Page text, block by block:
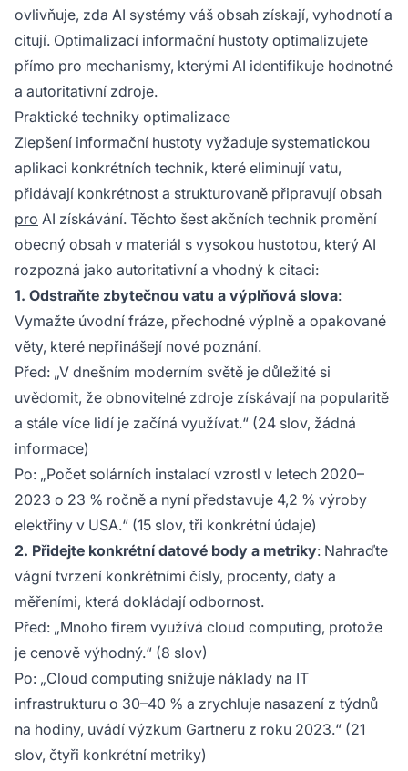
ovlivňuje, zda AI systémy váš obsah získají, vyhodnotí a
citují. Optimalizací informační hustoty optimalizujete
přímo pro mechanismy, kterými AI identifikuje hodnotné
a autoritativní zdroje.
Praktické techniky optimalizace
Zlepšení informační hustoty vyžaduje systematickou
aplikaci konkrétních technik, které eliminují vatu,
přidávají konkrétnost a strukturovaně připravují obsah
pro AI získávání. Těchto šest akčních technik promění
obecný obsah v materiál s vysokou hustotou, který AI
rozpozná jako autoritativní a vhodný k citaci:
1. Odstraňte zbytečnou vatu a výplňová slova:
Vymažte úvodní fráze, přechodné výplně a opakované
věty, které nepřinášejí nové poznání.
Před: „V dnešním moderním světě je důležité si
uvědomit, že obnovitelné zdroje získávají na popularitě
a stále více lidí je začíná využívat.“ (24 slov, žádná
informace)
Po: „Počet solárních instalací vzrostl v letech 2020–
2023 o 23 % ročně a nyní představuje 4,2 % výroby
elektřiny v USA.“ (15 slov, tři konkrétní údaje)
2. Přidejte konkrétní datové body a metriky: Nahraďte
vágní tvrzení konkrétními čísly, procenty, daty a
měřeními, která dokládají odbornost.
Před: „Mnoho firem využívá cloud computing, protože
je cenově výhodný.“ (8 slov)
Po: „Cloud computing snižuje náklady na IT
infrastrukturu o 30–40 % a zrychluje nasazení z týdnů
na hodiny, uvádí výzkum Gartneru z roku 2023.“ (21
slov, čtyři konkrétní metriky)